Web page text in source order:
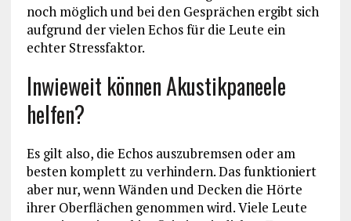
noch möglich und bei den Gesprächen ergibt sich
aufgrund der vielen Echos für die Leute ein
echter Stressfaktor.
Inwieweit können Akustikpaneele
helfen?
Es gilt also, die Echos auszubremsen oder am
besten komplett zu verhindern. Das funktioniert
aber nur, wenn Wänden und Decken die Hörte
ihrer Oberflächen genommen wird. Viele Leute